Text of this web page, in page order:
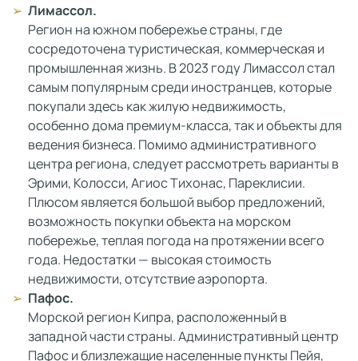
Лимассол.
Регион на южном побережье страны, где
сосредоточена туристическая, коммерческая и
промышленная жизнь. В 2023 году Лимассол стал
самым популярным среди иностранцев, которые
покупали здесь как жилую недвижимость,
особенно дома премиум-класса, так и объекты для
ведения бизнеса. Помимо административного
центра региона, следует рассмотреть варианты в
Эрими, Колосси, Агиос Тихонас, Пареклисии.
Плюсом является большой выбор предложений,
возможность покупки объекта на морском
побережье, теплая погода на протяжении всего
года. Недостатки — высокая стоимость
недвижимости, отсутствие аэропорта.
Пафос.
Морской регион Кипра, расположенный в
западной части страны. Административный центр
Пафос и близлежащие населенные пункты Пейя,